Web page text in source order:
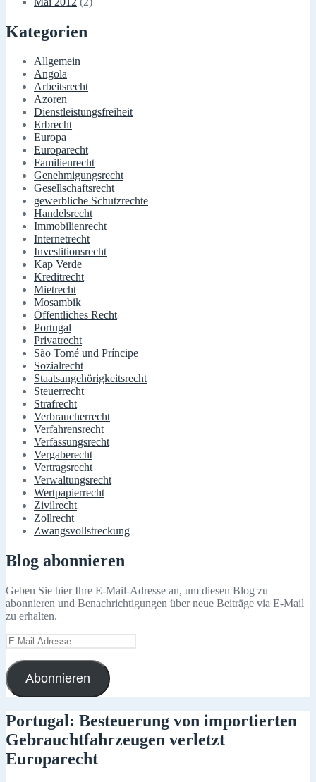
Kategorien
Allgemein
Angola
Arbeitsrecht
Azoren
Dienstleistungsfreiheit
Erbrecht
Europa
Europarecht
Familienrecht
Genehmigungsrecht
Gesellschaftsrecht
gewerbliche Schutzrechte
Handelsrecht
Immobilienrecht
Internetrecht
Investitionsrecht
Kap Verde
Kreditrecht
Mietrecht
Mosambik
Öffentliches Recht
Portugal
Privatrecht
São Tomé und Príncipe
Sozialrecht
Staatsangehörigkeitsrecht
Steuerrecht
Strafrecht
Verbraucherrecht
Verfahrensrecht
Verfassungsrecht
Vergaberecht
Vertragsrecht
Verwaltungsrecht
Wertpapierrecht
Zivilrecht
Zollrecht
Zwangsvollstreckung
Blog abonnieren
Geben Sie hier Ihre E-Mail-Adresse an, um diesen Blog zu
abonnieren und Benachrichtigungen über neue Beiträge via E-Mail
zu erhalten.
E-
Mail-
Adresse
Abonnieren
Portugal: Besteuerung von importierten
Gebrauchtfahrzeugen verletzt
Europarecht